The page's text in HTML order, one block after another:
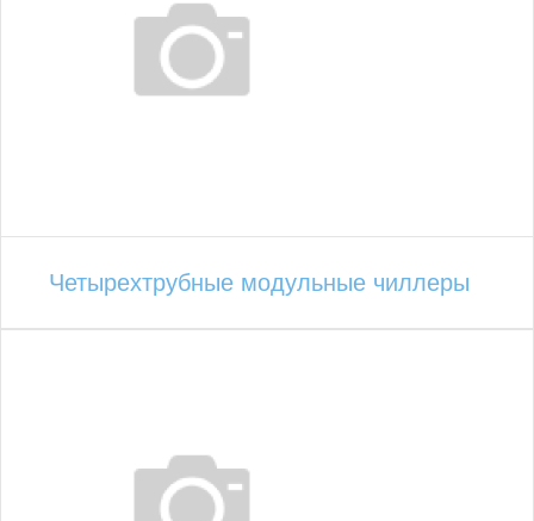
Четырехтрубные модульные чиллеры